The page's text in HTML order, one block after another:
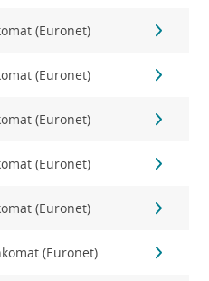
(Euronet)
(Euronet)
(Euronet)
(Euronet)
(Euronet)
(Euronet)